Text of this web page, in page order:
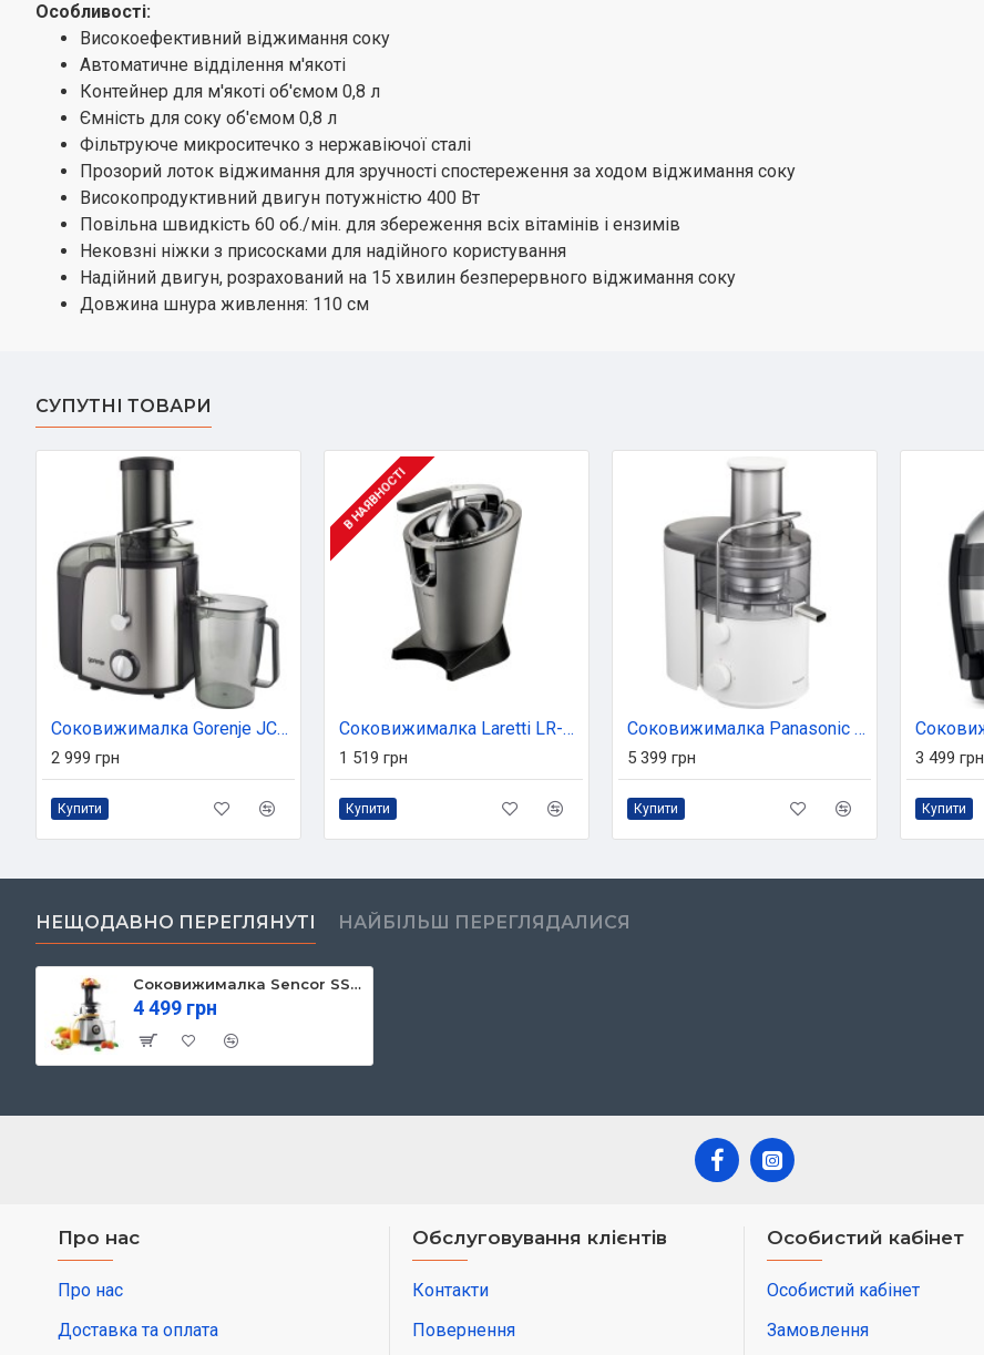
Особливості:
Високоефективний віджимання соку
Автоматичне відділення м'якоті
Контейнер для м'якоті об'ємом 0,8 л
Ємність для соку об'ємом 0,8 л
Фільтруюче микроситечко з нержавіючої сталі
Прозорий лоток віджимання для зручності спостереження за ходом віджимання соку
Високопродуктивний двигун потужністю 400 Вт
Повільна швидкість 60 об./мін. для збереження всіх вітамінів і ензимів
Нековзні ніжки з присосками для надійного користування
Надійний двигун, розрахований на 15 хвилин безперервного віджимання соку
Довжина шнура живлення: 110 см
СУПУТНІ ТОВАРИ
Соковижималка Gorenje JC805EII
2 999 грн
Купити
В НАЯВНОСТІ
Соковижималка Laretti LR-FP7414
1 519 грн
Купити
Соковижималка Panasonic MJ-CB100WTQ
5 399 грн
Купити
3 499 грн
Купити
НЕЩОДАВНО ПЕРЕГЛЯНУТІ НАЙБІЛЬШ ПЕРЕГЛЯДАЛИСЯ
Соковижималка Sencor SSJ4041BK
4 499 грн
Про нас
Про нас
Доставка та оплата
Обслуговування клієнтів
Контакти
Повернення
Особистий кабінет
Особистий кабінет
Замовлення